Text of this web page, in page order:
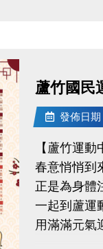
報名完整1-
且開班成功
2/11-2/28
APP報名享
2/28 前 本
◆有 加碼
蘆竹國民
發佈日期
【蘆竹運
春意悄悄到
正是為身體
一起到蘆運
用滿滿元氣